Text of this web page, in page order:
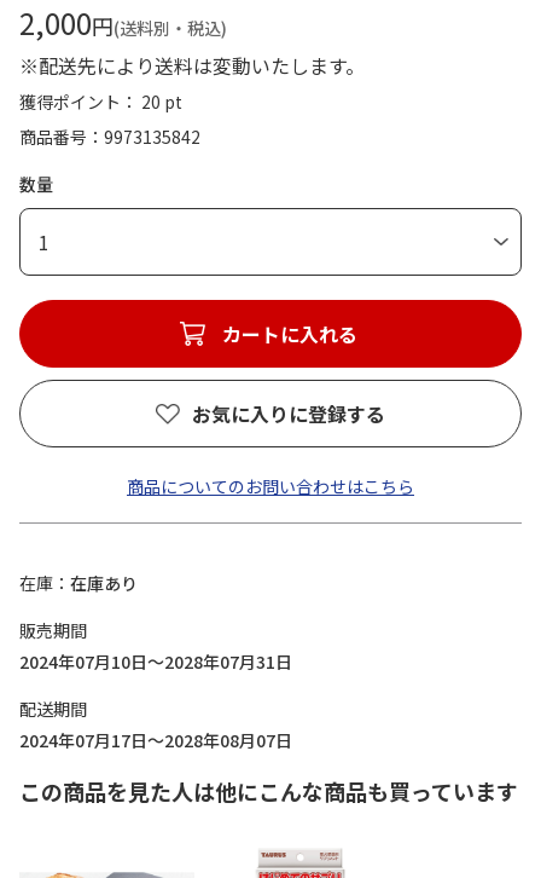
2,000円(送料別・税込)
※配送先により送料は変動いたします。
獲得ポイント： 20 pt
商品番号
9973135842
数量
1
カートに入れる
お気に入りに登録する
商品についてのお問い合わせはこちら
在庫
在庫あり
販売期間
2024年07月10日～2028年07月31日
配送期間
2024年07月17日～2028年08月07日
この商品を見た人は他にこんな商品も買っています